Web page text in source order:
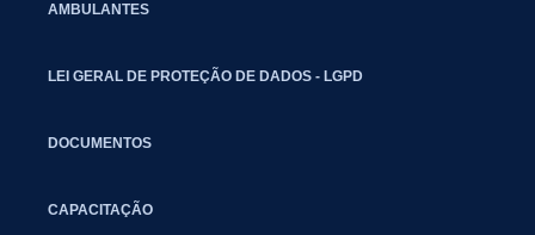
AMBULANTES
LEI GERAL DE PROTEÇÃO DE DADOS - LGPD
DOCUMENTOS
CAPACITAÇÃO